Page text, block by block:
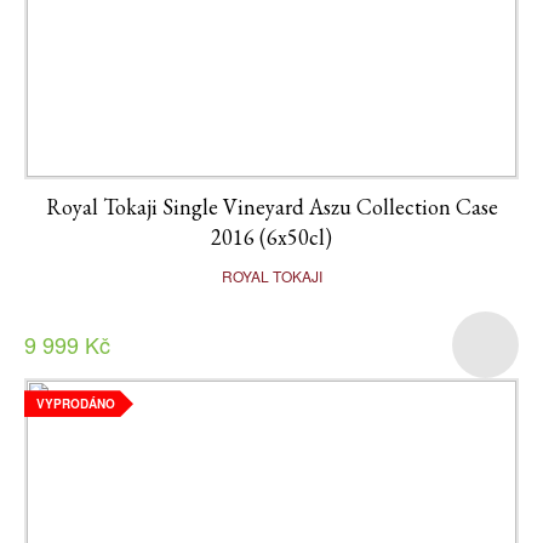
Royal Tokaji Single Vineyard Aszu Collection Case
2016 (6x50cl)
ROYAL TOKAJI
9 999 Kč
VYPRODÁNO